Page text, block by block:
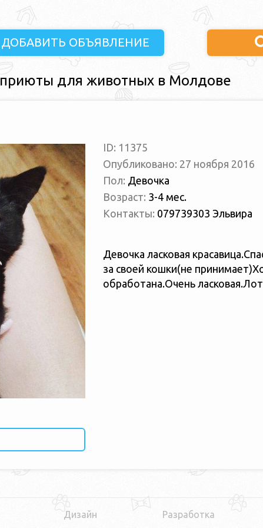
ДОБАВИТЬ ОБЪЯВЛЕНИЕ
приюты для животных в Молдове
ID: 11375
Опубликовано: 27 ноября 2016
Пол: Девочка
Возраст: 3-4 мес.
Контакты: 079739303 Эльвира
Девочка ласковая
за своей кошки(не
обработана.Очень
Дизайн Разработка